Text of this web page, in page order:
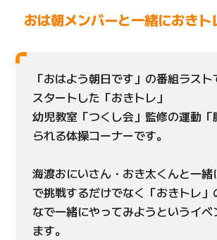
おは朝メンバーと一緒におきト
「おはよう朝日です」の番組ラス
スタートした「おきトレ」
幼児教室「つくし会」監修の運動「
られる体操コーナーです。
海渡おにいさん・おき太くんと一
で挑戦するだけでなく「おきトレ
なで一緒にやってみようというイベ
ます。